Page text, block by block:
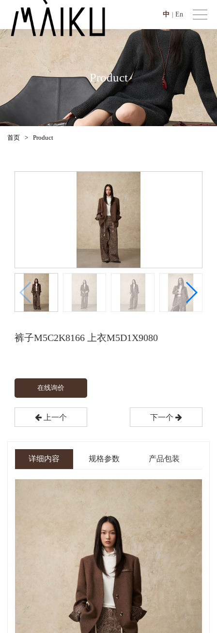
中 | En
Product
首页 > Product
裤子M5C2K8166 上衣M5D1X9080
在线询价
上一个 下一个
详细内容 规格参数 产品包装